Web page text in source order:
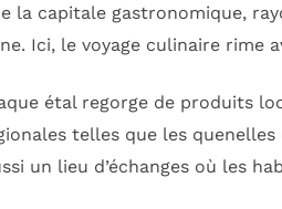
la capitale gastronomique,
Ici, le voyage culinaire
étal regorge de produits
telles que les
un lieu d’échanges où les